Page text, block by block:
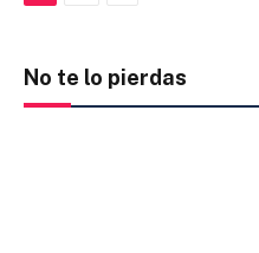
No te lo pierdas